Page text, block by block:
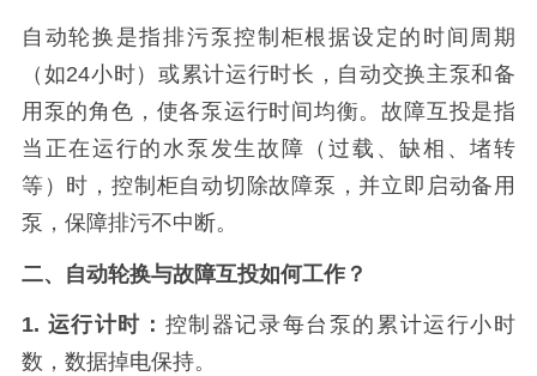
自动轮换是指排污泵控制柜根据设定的时间周期
（如24小时）或累计运行时长，自动交换主泵和备
用泵的角色，使各泵运行时间均衡。故障互投是指
当正在运行的水泵发生故障（过载、缺相、堵转
等）时，控制柜自动切除故障泵，并立即启动备用
泵，保障排污不中断。
二、自动轮换与故障互投如何工作？
1. 运行计时： 控制器记录每台泵的累计运行小时
数，数据掉电保持。